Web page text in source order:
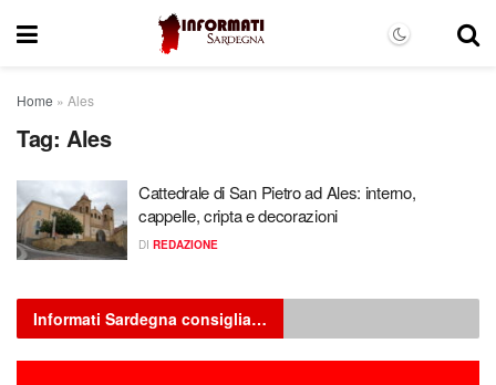
Home » Ales
Tag: Ales
Cattedrale di San Pietro ad Ales: interno,
cappelle, cripta e decorazioni
DI REDAZIONE
Informati Sardegna consiglia…